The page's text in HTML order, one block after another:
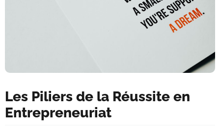
Les Piliers de la Réussite en
Entrepreneuriat